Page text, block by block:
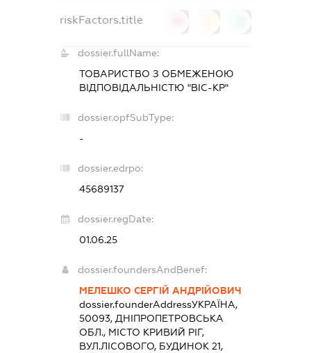
riskFactors.title
dossier.fullName:
ТОВАРИСТВО З ОБМЕЖЕНОЮ
ВІДПОВІДАЛЬНІСТЮ "ВІС-КР"
dossier.opfSubType:
-
dossier.edrpo:
45689137
dossier.regDate:
01.06.25
dossier.foundersAndBenef:
МЕЛЕШКО СЕРГІЙ АНДРІЙОВИЧ
dossier.founderAddressУКРАЇНА,
50093, ДНІПРОПЕТРОВСЬКА
ОБЛ., МІСТО КРИВИЙ РІГ,
ВУЛ.ЛІСОВОГО, БУДИНОК 21,